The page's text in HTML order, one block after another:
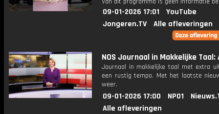
09-01-2026 17:01
YouTube
Jongeren.TV
Alle afleveringen
NOS Journaal in Makkelijke Taal:
Journaal in makkelijke taal met extra
een rustig tempo. Met het laatste
weer.
09-01-2026 17:00 NPO1
Alle afleveringen